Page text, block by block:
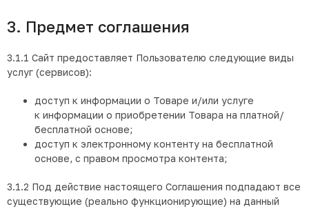
3. Предмет соглашения
3.1.1 Сайт предоставляет Пользователю следующие виды
услуг (сервисов):
доступ к информации о Товаре и/или услуге
к информации о приобретении Товара на платной/
бесплатной основе;
доступ к электронному контенту на бесплатной
основе, с правом просмотра контента;
3.1.2 Под действие настоящего Соглашения подпадают все
существующие (реально функционирующие) на данный